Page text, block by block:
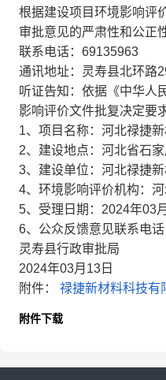
根据建设项目环境影响评
审批意见的严肃性和公正
联系电话：69135963
通讯地址：灵寿县北环路
听证告知：依据《中华人
影响评价文件批复决定要
1、项目名称：河北禄捷
2、建设地点：河北省石
3、建设单位：河北禄捷
4、环境影响评价机构：
5、受理日期：2024年03
6、公众反馈意见联系电
灵寿县行政审批局
2024年03月13日
附件： 禄捷新材料科技有
附件下载